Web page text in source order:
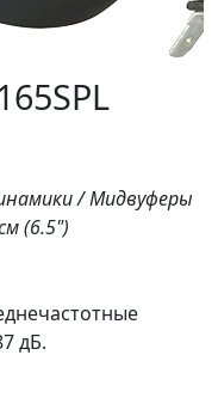
/ Мидвуферы
(6.5")
дБ.